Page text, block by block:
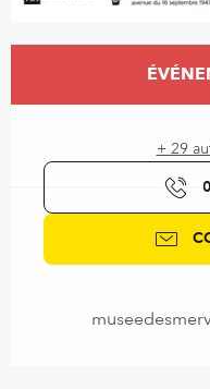
Ouverture et
+ 29